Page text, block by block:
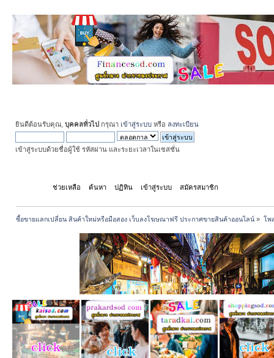
ยินดีต้อนรับคุณ, บุคคลทั่วไป กรุณา เข้าสู่ระบบ หรือ ลงทะเบียน
เข้าสู่ระบบด้วยชื่อผู้ใช้ รหัสผ่าน และระยะเวลาในเซสชั่น
ช่วยเหลือ ค้นหา ปฏิทิน เข้าสู่ระบบ สมัครสมาชิก
ซื้อขายแลกเปลี่ยน สินค้าใหม่หรือมือสอง เว็บลงโฆษณาฟรี ประกาศขายสินค้าออนไลน์ » โพ